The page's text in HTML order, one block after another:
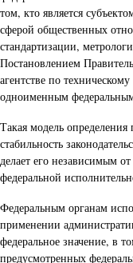
том, кто является
сферой общественных
стандартизации,
Постановлением
агентстве по
одноименным
Такая модель
стабильность
делает его независимым
федеральной
Федеральным органам
применении
федеральное значение, в
предусмотренных